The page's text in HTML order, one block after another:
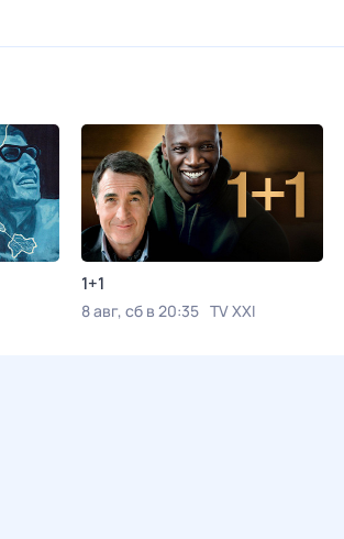
1+1
8 авг, сб в 20:35 TV XXI